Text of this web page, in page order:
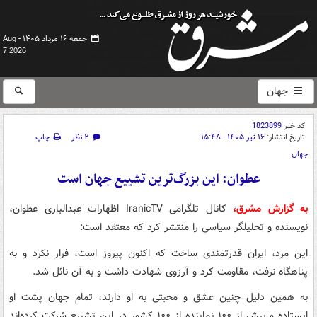
جمعه ۱۶ مرداد ۱۴۰۵ -
Aug
7 2026
جهان
کد خبر1823899
تاریخ انتشار: ۱۶ تیر ۱۴۰۵ - ۱۵:۴۸ ۲ نظر
چاپ
جهان
عطوان: این بزرگ‌ترین تشییع جهان است
به گزارش مشرق،
کانال تلگرامی IranicTV اظهارات عبدالباری عطوان،
نویسنده و تحلیلگر سیاسی را منتشر کرد که معتقد است:
این مرد، ایران قدرتمندی ساخت که اکنون پیروز است، فرار نکرد و به
پناهگاه نرفت، مقاومت کرد و آرزوی شهادت داشت و به آن نائل شد.
به همین دلیل چنین عشق و محبتی به او دارند، تمام جهان پشت او